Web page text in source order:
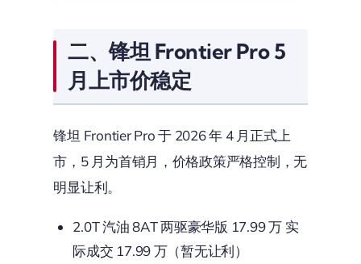
二、锋坦 Frontier Pro 5
月上市价稳定
锋坦 Frontier Pro 于 2026 年 4 月正式上
市，5 月为首销月，价格政策严格控制，无
明显让利。
2.0T 汽油 8AT 两驱豪华版 17.99 万 实
际成交 17.99 万（暂无让利）